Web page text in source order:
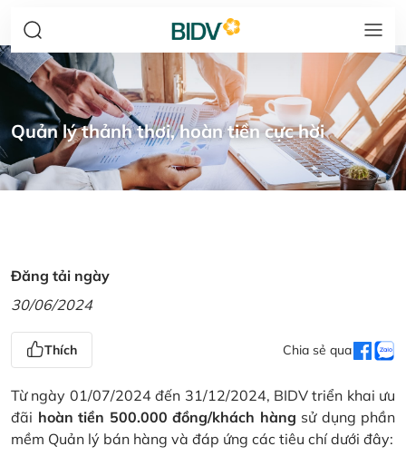
Quản lý thảnh thơi, hoàn tiền cực hời
Đăng tải ngày
30/06/2024
Thích Chia sẻ qua
Từ ngày 01/07/2024 đến 31/12/2024, BIDV triển khai ưu
đãi hoàn tiền 500.000 đồng/khách hàng sử dụng phần
mềm Quản lý bán hàng và đáp ứng các tiêu chí dưới đây: